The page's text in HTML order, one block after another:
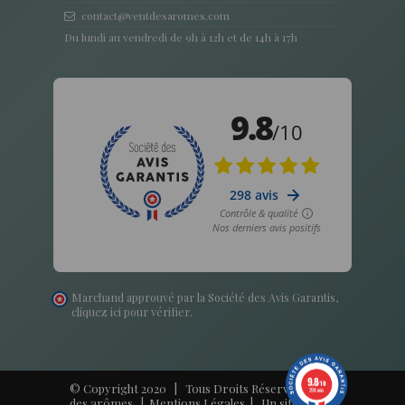
contact@ventdesaromes.com
Du lundi au vendredi de 9h à 12h et de 14h à 17h
Marchand approuvé par la Société des Avis Garantis,
cliquez ici pour vérifier.
© Copyright 2020 | Tous Droits Réservés - Vent
9.8/10
298 avis